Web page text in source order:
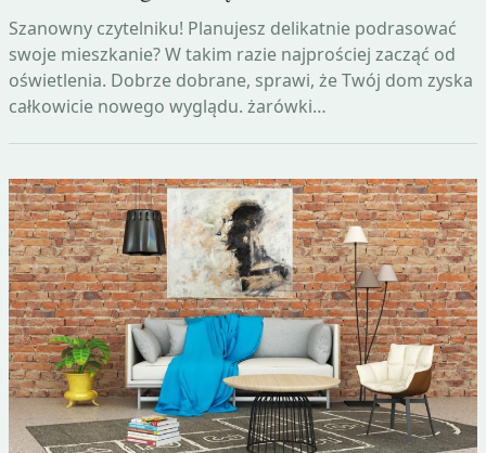
Szanowny czytelniku! Planujesz delikatnie podrasować
swoje mieszkanie? W takim razie najprościej zacząć od
oświetlenia. Dobrze dobrane, sprawi, że Twój dom zyska
całkowicie nowego wyglądu. żarówki…